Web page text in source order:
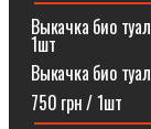
Выкачка био
1шт
Выкачка био
750 грн / 1шт